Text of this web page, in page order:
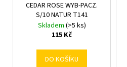
CEDAR ROSE WYB-PACZ.
S/10 NATUR T141
Skladem (>5 ks)
115 Kč
DO KOŠÍKU